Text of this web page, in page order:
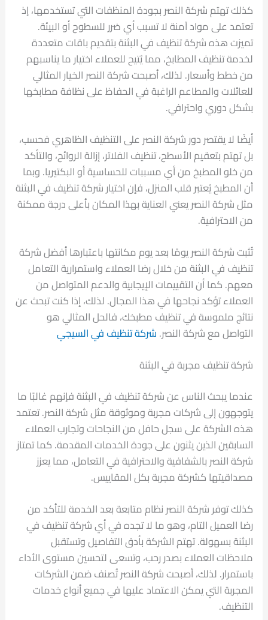
كذلك تهتم شركة النصر بجودة المنظفات التي تستخدمها، إذ
تعتمد على مواد آمنة لا تسبب أي ضرر للسطوح أو البيئة.
تميزت هذه شركة تنظيف في البثنة بتقديم باقات متعددة
لخدمة تنظيف المطابخ، مما يُتيح للعملاء اختيار ما يناسبهم
من خطط وأسعار. لذلك، أصبحت شركة النصر الخيار المثالي
للعائلات والمطاعم الراغبة في الحفاظ على نظافة مطابخها
بشكل دوري واحترافي.
أيضًا لا يقتصر دور شركة النصر على التنظيف الظاهري فحسب،
بل تهتم بتعقيم الأسطح، تنظيف الفلاتر، إزالة الروائح، والتأكد
من خلو المطبخ من أي مسببات للحساسية أو البكتيريا. وبما
أن المطبخ يُعتبر قلب المنزل، فإن اختيار شركة تنظيف في البثنة
مثل شركة النصر يعني العناية بهذا المكان بأعلى درجة ممكنة
من الاحترافية.
تُثبت شركة النصر يومًا بعد يوم مكانتها باعتبارها أفضل شركة
تنظيف في البثنة من خلال رضا العملاء واستمرارية التعامل
معهم. كما أن التقييمات الإيجابية والدعم المتواصل من
العملاء تؤكد نجاحها في هذا المجال. لذلك، إذا كنت تبحث عن
نتائج ملموسة في تنظيف مطبخك، فالحل المثالي هو
التواصل مع شركة النصر. شركة تنظيف في السيجي
شركة تنظيف مجربة في البثنة
عندما يبحث الناس عن شركة تنظيف في البثنة فإنهم غالبًا ما
يتوجهون إلى شركات مجربة وموثوقة مثل شركة النصر. تعتمد
هذه الشركة على سجل حافل من النجاحات وتجارب العملاء
السابقين الذين يثنون على جودة الخدمات المقدمة. كما تمتاز
شركة النصر بالشفافية والاحترافية في التعامل، مما يعزز
مصداقيتها كشركة مجربة بكل المقاييس.
كذلك توفر شركة النصر نظام متابعة بعد الخدمة للتأكد من
رضا العميل التام، وهو ما لا تجده في أي شركة تنظيف في
البثنة بسهولة. تهتم الشركة بأدق التفاصيل وتستقبل
ملاحظات العملاء بصدر رحب، وتسعى لتحسين مستوى الأداء
باستمرار. لذلك، أصبحت شركة النصر تُصنف ضمن الشركات
المجربة التي يمكن الاعتماد عليها في جميع أنواع خدمات
التنظيف.